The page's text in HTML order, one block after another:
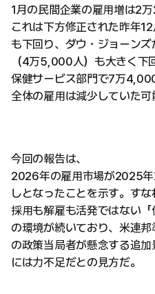
1月の民間企業の雇用増は2
これは下方修正された昨年
も下回り、ダウ・ジョーン
（4万5,000人）も大きく下
保健サービス部門で7万
全体の雇用は減少していた可
今回の報告は、
2026年の雇用市場が2025
しとなったことを示す。すな
採用も解雇も活発ではない「
の環境が続いており、米連邦
の政策当局者が懸念する追
には力不足だとの見方だ。